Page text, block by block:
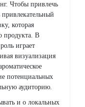
Чтобы привлечь
которая
продукта. В
играет
визуализация
потенциальных
аудиторию.
и о локальных